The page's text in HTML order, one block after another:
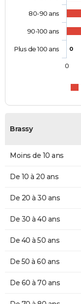
0
80-90 ans
90-100 ans
Plus de 100 ans
0
Brassy
Moins de 10 ans
De 10 à 20 ans
De 20 à 30 ans
De 30 à 40 ans
De 40 à 50 ans
De 50 à 60 ans
De 60 à 70 ans